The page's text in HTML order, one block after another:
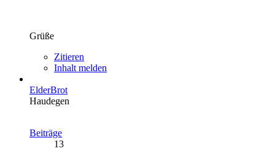
Grüße
Zitieren
Inhalt melden
ElderBrot
Haudegen
Beiträge
13